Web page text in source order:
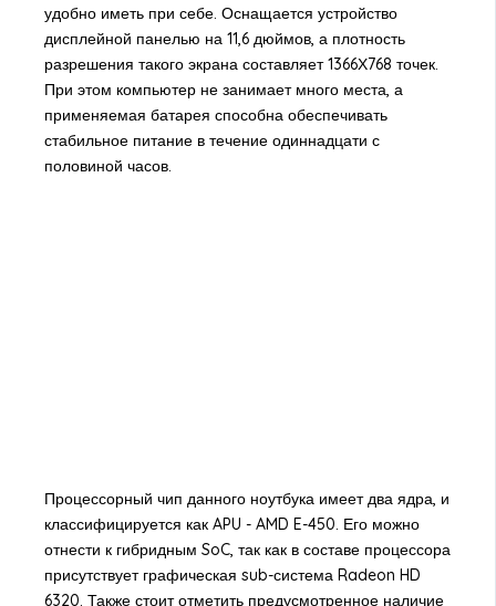
удобно иметь при себе. Оснащается устройство
дисплейной панелью на 11,6 дюймов, а плотность
разрешения такого экрана составляет 1366Х768 точек.
При этом компьютер не занимает много места, а
применяемая батарея способна обеспечивать
стабильное питание в течение одиннадцати с
половиной часов.
Процессорный чип данного ноутбука имеет два ядра, и
классифицируется как APU - AMD E-450. Его можно
отнести к гибридным SoC, так как в составе процессора
присутствует графическая sub-система Radeon HD
6320. Также стоит отметить предусмотренное наличие